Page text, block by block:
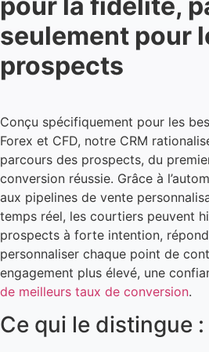
seulement pour
prospects
Conçu spécifiquement pour les
Forex et CFD, notre CRM
parcours des prospects, du
conversion réussie. Grâce à
aux pipelines de vente
temps réel, les courtiers peuvent
prospects à forte intention,
personnaliser chaque point de
engagement plus élevé, une
de meilleurs taux de conversion.
Ce qui le distingue :